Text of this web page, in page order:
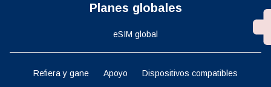
Planes globales
eSIM global
Refiera y gane Apoyo Dispositivos compatibles